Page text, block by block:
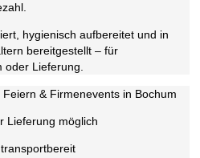
hygienisch aufbereitet und in
bereitgestellt – für
oder Lieferung.
& Firmenevents in Bochum
Lieferung möglich